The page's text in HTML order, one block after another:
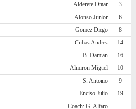
Alderete Omar
3
Alonso Junior
6
Gomez Diego
8
Cubas Andres
14
B. Damian
16
Almiron Miguel
10
S. Antonio
9
Enciso Julio
19
Coach: G. Alfaro